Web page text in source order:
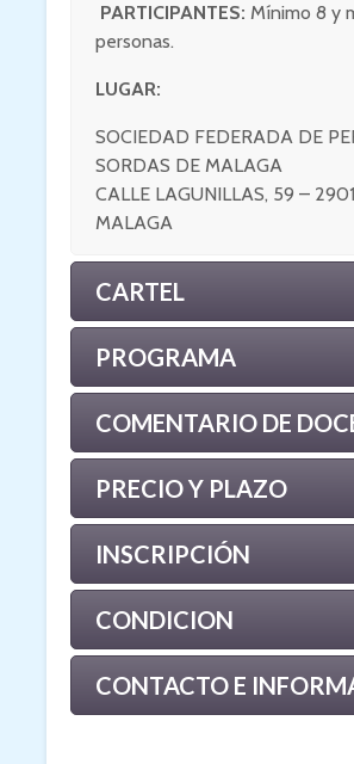
PARTICIPANTES: Mínimo 8 y
personas.
LUGAR:
SOCIEDAD FEDERADA DE
SORDAS DE MALAGA
CALLE LAGUNILLAS, 59 –
MALAGA
CARTEL
PROGRAMA
COMENTARIO DE
PRECIO Y PLAZO
INSCRIPCIÓN
CONDICION
CONTACTO E